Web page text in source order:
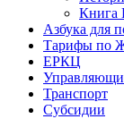
Книга
Азбука для
Тарифы по
ЕРКЦ
Транспорт
Субсидии